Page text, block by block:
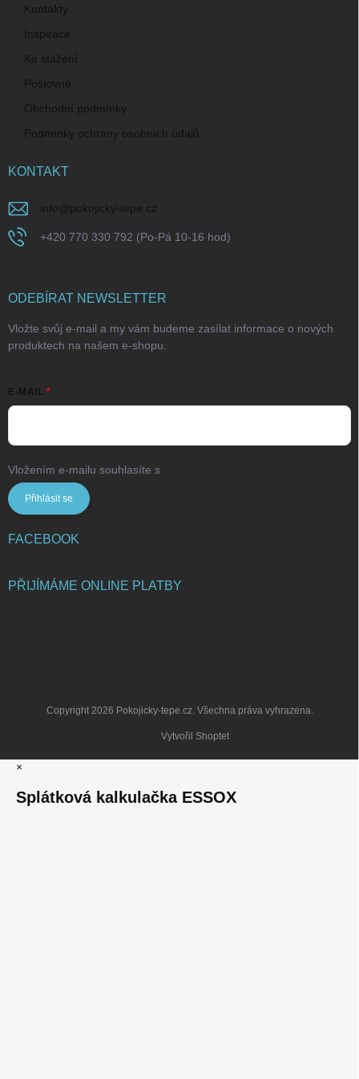
Kontakty
Inspirace
Ke stažení
Poštovné
Obchodní podmínky
Podmínky ochrany osobních údajů
KONTAKT
info@pokojicky-tepe.cz
+420 770 330 792 (Po-Pá 10-16 hod)
ODEBÍRAT NEWSLETTER
Vložte svůj e-mail a my vám budeme zasílat informace o nových
produktech na našem e-shopu.
E-MAIL
Vložením e-mailu souhlasíte s
Přihlásit se
FACEBOOK
PŘIJÍMÁME ONLINE PLATBY
Vytvořil Shoptet
Copyright 2026 Pokojicky-tepe.cz. Všechna práva vyhrazena.
×
Splátková kalkulačka ESSOX